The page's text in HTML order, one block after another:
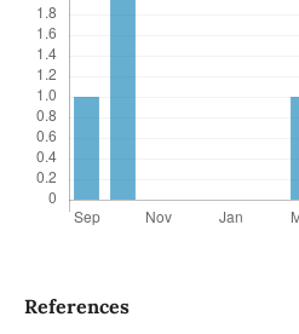
References